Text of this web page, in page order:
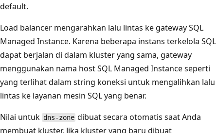
default.
Load balancer mengarahkan lalu lintas ke gateway SQL
Managed Instance. Karena beberapa instans terkelola SQL
dapat berjalan di dalam kluster yang sama, gateway
menggunakan nama host SQL Managed Instance seperti
yang terlihat dalam string koneksi untuk mengalihkan lalu
lintas ke layanan mesin SQL yang benar.
Nilai untuk dns-zone dibuat secara otomatis saat Anda
membuat kluster. Jika kluster yang baru dibuat